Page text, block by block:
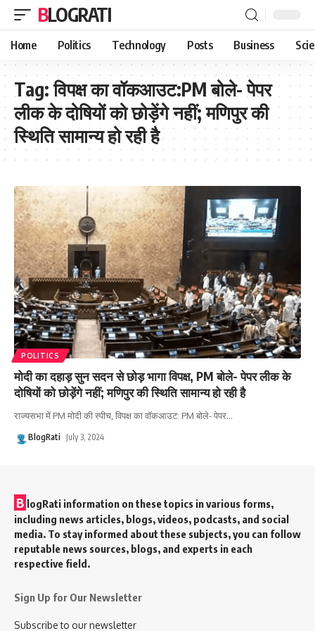
BLOGRATI
Home Politics Technology Posts Business
Tag:विपक्ष का वॉकआउट:PM बोले- पेपर
लीक के दोषियों को छोड़ेंगे नहीं; मणिपुर की
स्थिति सामान्य हो रही है
POLITICS
मोदी का दहाड़ सुन सदन से छोड़ भागा विपक्ष, PM बोले- पेपर लीक के
दोषियों को छोड़ेंगे नहीं; मणिपुर की स्थिति सामान्य हो रही है
राज्यसभा में PM मोदी की स्पीच, विपक्ष का वॉकआउट: PM बोले- पेपर…
BlogRati July 3, 2024
B logRati information on these topics in various forms,
including news articles, blogs, videos, podcasts, and social
media. To stay informed about these subjects, you can follow
reputable news sources, blogs, and experts in each
respective field.
Sign Up for Our Newsletter
Subscribe to our newsletter